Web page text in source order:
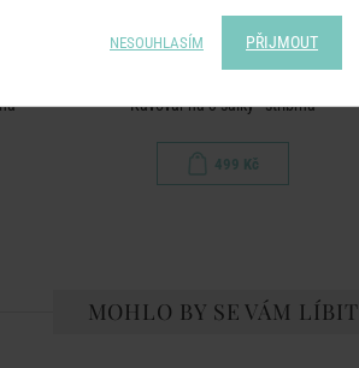
Kávovar na 3 šálky - stříbrná
499 Kč
MOHLO BY SE VÁM LÍBIT
NESOUHLASÍM PŘIJMOUT